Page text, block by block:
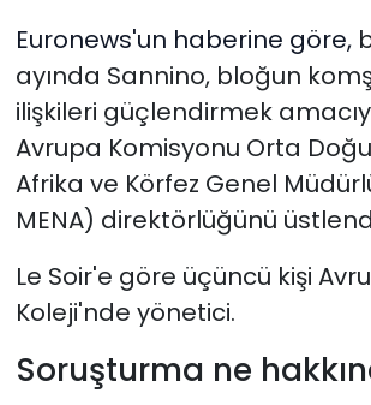
Euronews'un haberine göre,
ayında Sannino, bloğun
ilişkileri güçlendirmek
Avrupa Komisyonu Orta
Afrika ve Körfez Genel
MENA) direktörlüğünü
Le Soir'e göre üçüncü kişi
Koleji'nde yönetici.
Soruşturma ne